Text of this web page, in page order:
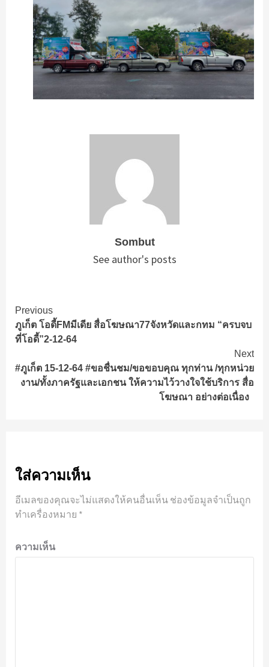
Sombut
See author's posts
Continue
Reading
Previous
ภูเก็ต โอดี้FMมีเดีย สื่อโฆษณา77จังหวัดและกทม “ครบจบ
ที่โอดี้”2-12-64
Next
#ภูเก็ต 15-12-64 #ขอชื่นชม/ขอขอบคุณ ทุกท่าน /ทุกหน่วย
งาน/ทั้งภาครัฐและเอกชน ให้ความไว้วางใจใช้บริการ สื่อ
โฆษณา อย่างต่อเนื่อง
ใส่ความเห็น
อีเมลของคุณจะไม่แสดงให้คนอื่นเห็น ช่องข้อมูลจำเป็นถูก
ทำเครื่องหมาย *
ความเห็น